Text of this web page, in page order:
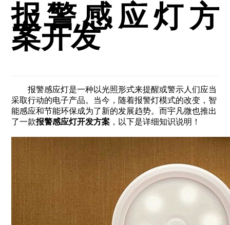
报警感应灯方
案开发
报警感应灯是一种以光照形式来提醒或警示人们应当
采取行动的电子产品。当今，随着报警灯模式的改变，智
能感应和节能环保成为了新的发展趋势。而宇凡微也推出
了一款报警感应灯开发方案，以下是详细知识说明！